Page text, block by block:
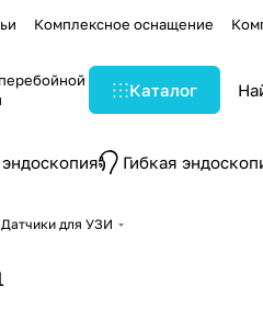
Комплексное оснащение
Каталог
Гибкая
Датчики для УЗИ
датчики УЗИ